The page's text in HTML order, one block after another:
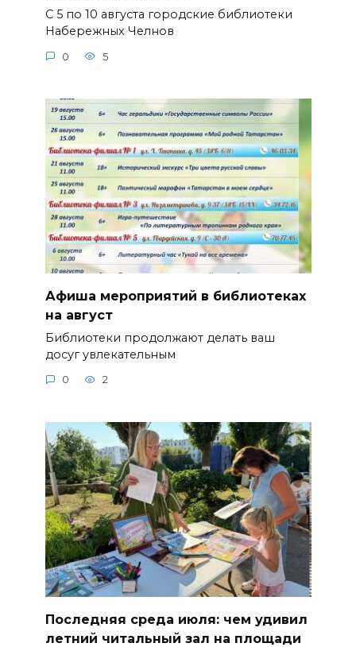
С 5 по 10 августа городские библиотеки
Набережных Челнов
0 5
Афиша мероприятий в библиотеках
на август
Библиотеки продолжают делать ваш
досуг увлекательным
0 2
Последняя среда июля: чем удивил
летний читальный зал на площади